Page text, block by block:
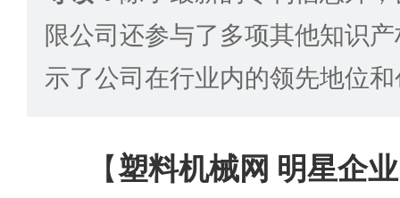
限公司还参与了多项其他知识
示了公司在行业内的领先地位
【塑料机械网 明星企业